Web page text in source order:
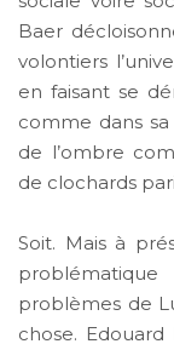
Baer
volontiers
en faisant se
comme dans
de l’ombre
de clochards
Soit. Mais à
problèmes de
chose.